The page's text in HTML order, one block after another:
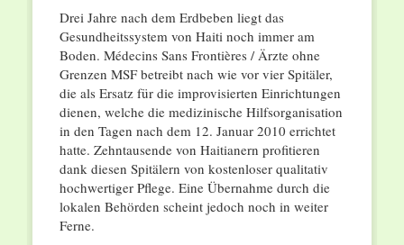
Drei Jahre nach dem Erdbeben liegt das
Gesundheitssystem von Haiti noch immer am
Boden. Médecins Sans Frontières / Ärzte ohne
Grenzen MSF betreibt nach wie vor vier Spitäler,
die als Ersatz für die improvisierten Einrichtungen
dienen, welche die medizinische Hilfsorganisation
in den Tagen nach dem 12. Januar 2010 errichtet
hatte. Zehntausende von Haitianern profitieren
dank diesen Spitälern von kostenloser qualitativ
hochwertiger Pflege. Eine Übernahme durch die
lokalen Behörden scheint jedoch noch in weiter
Ferne.